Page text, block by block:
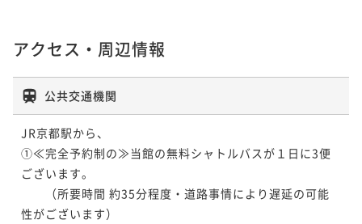
アクセス・周辺情報
公共交通機関
JR京都駅から、
①≪完全予約制の≫当館の無料シャトルバスが１日に3便
ございます。
（所要時間 約35分程度・道路事情により遅延の可能
性がございます）